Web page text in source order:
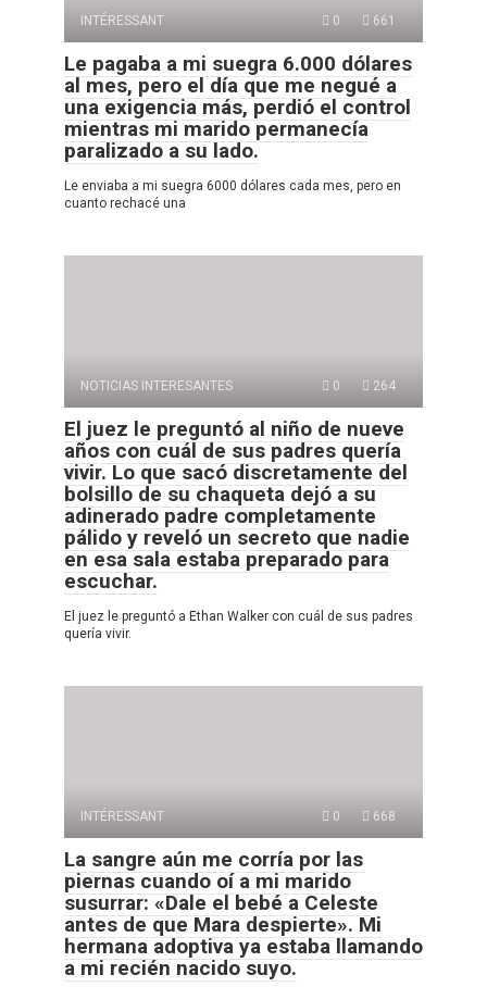
INTÉRESSANT 0 661
Le pagaba a mi suegra 6.000 dólares
al mes, pero el día que me negué a
una exigencia más, perdió el control
mientras mi marido permanecía
paralizado a su lado.
Le enviaba a mi suegra 6000 dólares cada mes, pero en
cuanto rechacé una
NOTICIAS INTERESANTES 0 264
El juez le preguntó al niño de nueve
años con cuál de sus padres quería
vivir. Lo que sacó discretamente del
bolsillo de su chaqueta dejó a su
adinerado padre completamente
pálido y reveló un secreto que nadie
en esa sala estaba preparado para
escuchar.
El juez le preguntó a Ethan Walker con cuál de sus padres
quería vivir.
INTÉRESSANT 0 668
La sangre aún me corría por las
piernas cuando oí a mi marido
susurrar: «Dale el bebé a Celeste
antes de que Mara despierte». Mi
hermana adoptiva ya estaba llamando
a mi recién nacido suyo.